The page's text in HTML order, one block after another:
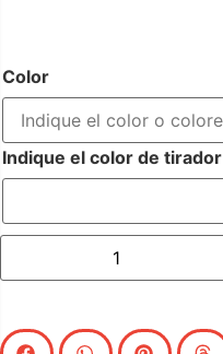
Color
Indique el color de tirador